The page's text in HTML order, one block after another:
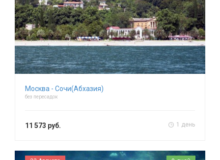
Москва - Сочи(Абхазия)
без пересадок
11 573 руб. 1 день